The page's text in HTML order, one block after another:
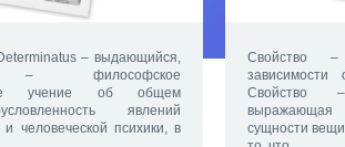
– выдающийся,
– философское
учение об общем
явлений
человеческой психики, в
Свойство
зависимости
Свойство
выражающая
сущности